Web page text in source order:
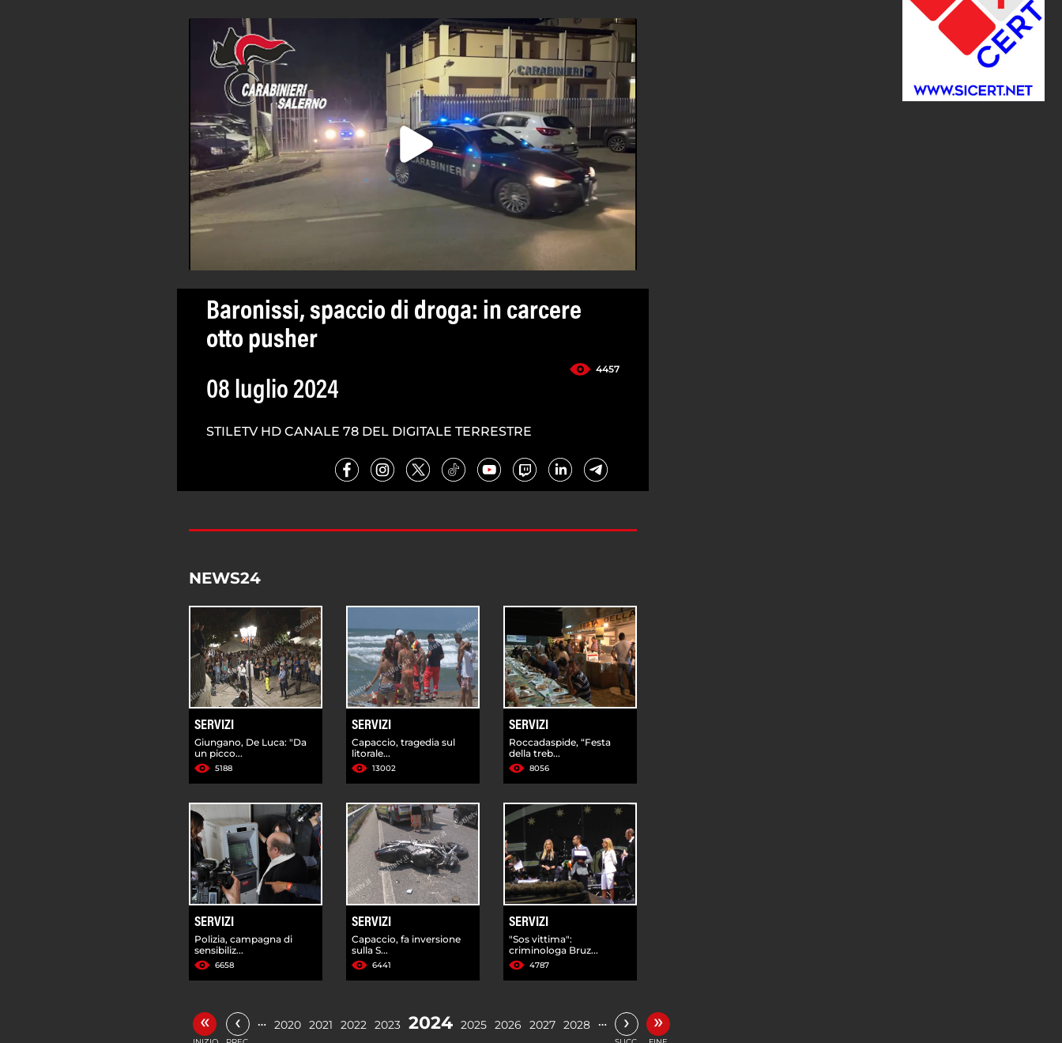
Baronissi, spaccio di droga: in carcere
otto pusher
4457
08 luglio 2024
STILETV HD CANALE 78 DEL DIGITALE TERRESTRE
NEWS24
SERVIZI
Giungano, De Luca: "Da
un picco...
5188
SERVIZI
Capaccio, tragedia sul
litorale...
13002
SERVIZI
Roccadaspide, “Festa
della treb...
8056
SERVIZI
Polizia, campagna di
sensibiliz...
6658
SERVIZI
Capaccio, fa inversione
sulla S...
6441
SERVIZI
"Sos vittima":
criminologa Bruz...
4787
« ‹ … 2020 2021 2022 2023 2024 2025 2026 2027 2028 … › »